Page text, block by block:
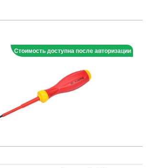
Стоимость доступна после авторизации